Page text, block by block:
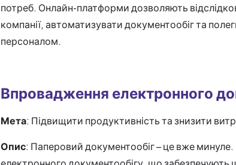
потреб. Онлайн-платформи дозволяють
компанії, автоматизувати документообіг та
персоналом.
Впровадження електронного
Мета: Підвищити продуктивність та знизити
Опис: Паперовий документообіг – це вже